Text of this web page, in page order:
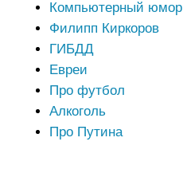
Компьютерный юмор
Филипп Киркоров
ГИБДД
Евреи
Про футбол
Алкоголь
Про Путина